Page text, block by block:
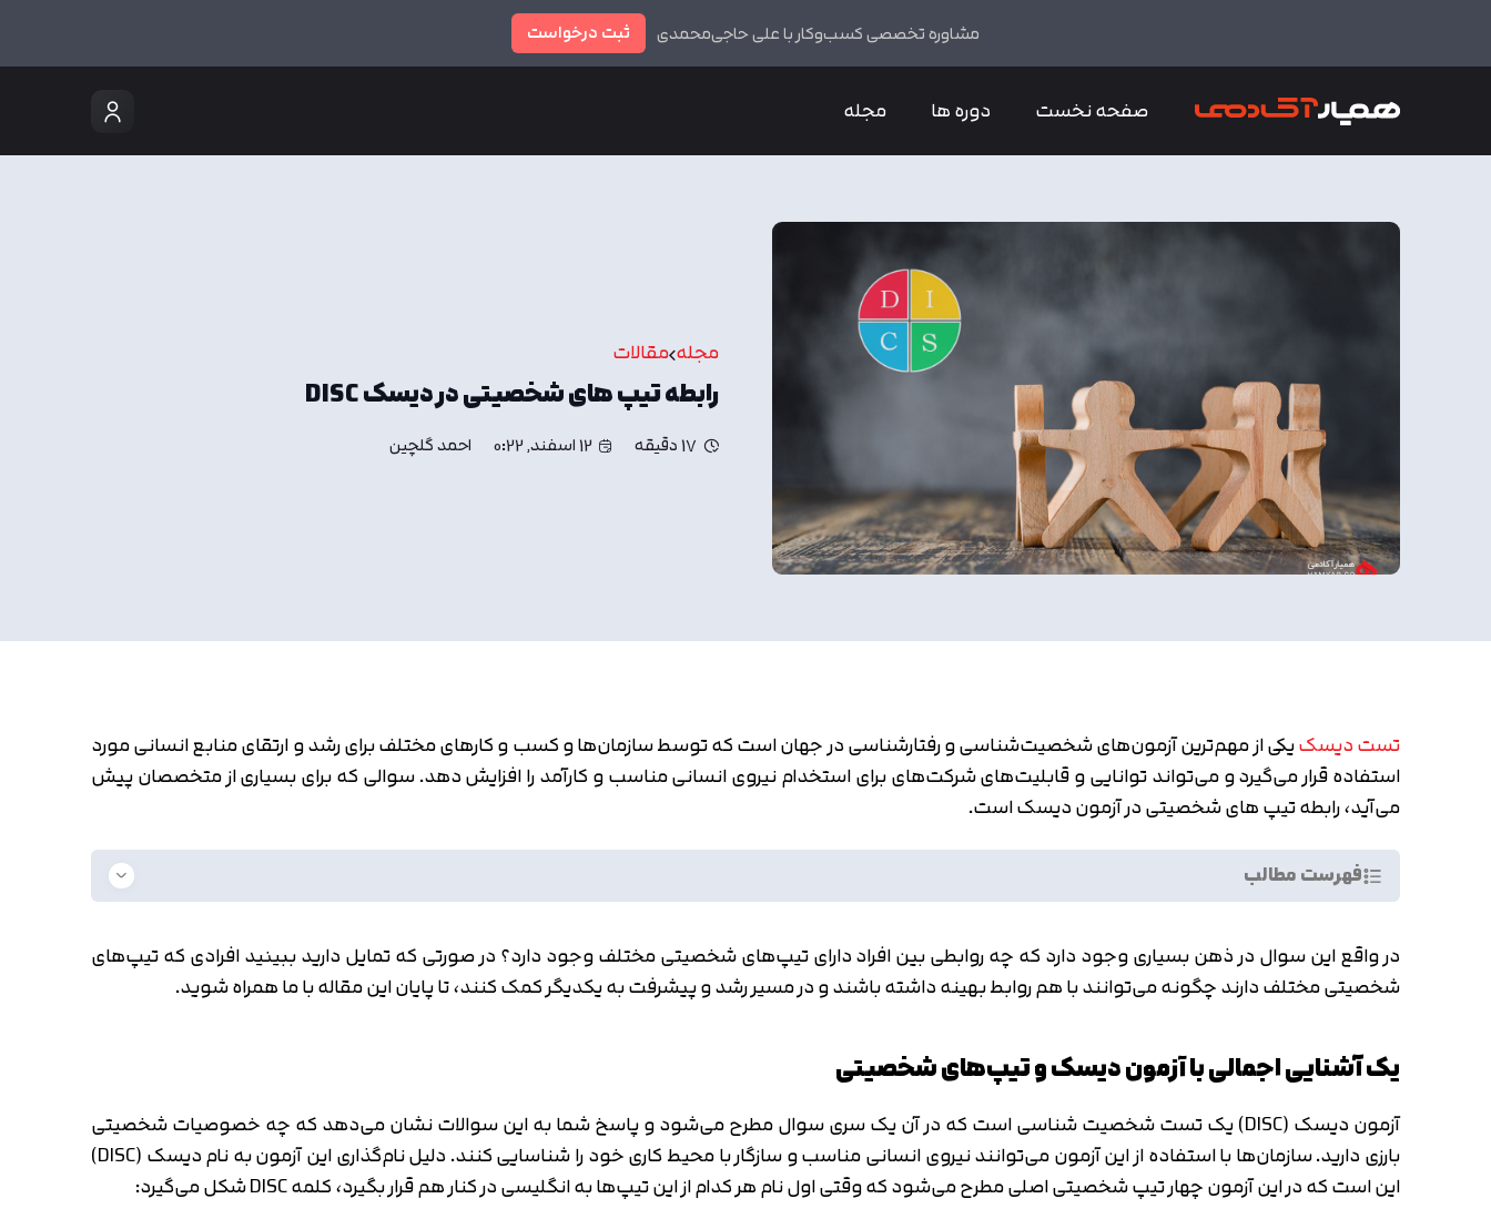
مشاوره تخصصی کسب‌وکار با علی حاجی‌محمدی ثبت درخواست
صفحه نخست دوره ها مجله
مجله مقالات
رابطه تیپ های شخصیتی در دیسک DISC
17 دقیقه 12 اسفند, 0:22 احمد گلچین
تست دیسکیکی از مهم‌ترین آزمون‌های شخصیت‌شناسی و رفتارشناسی در جهان است که توسط سازمان‌ها و کسب و کارهای مختلف برای رشد و ارتقای منابع انسانی مورد
استفاده قرار می‌گیرد و می‌تواند توانایی و قابلیت‌های شرکت‌های برای استخدام نیروی انسانی مناسب و کارآمد را افزایش دهد. سوالی که برای بسیاری از متخصصان پیش
می‌آید، رابطه تیپ های شخصیتی در آزمون دیسک است.
فهرست مطالب
در واقع این سوال در ذهن بسیاری وجود دارد که چه روابطی بین افراد دارای تیپ‌های شخصیتی مختلف وجود دارد؟ در صورتی که تمایل دارید ببینید افرادی که تیپ‌های
شخصیتی مختلف دارند چگونه می‌توانند با هم روابط بهینه داشته باشند و در مسیر رشد و پیشرفت به یکدیگر کمک کنند، تا پایان این مقاله با ما همراه شوید.
یک آشنایی اجمالی با آزمون دیسک و تیپ‌های شخصیتی
آزمون دیسک (DISC) یک تست شخصیت شناسی است که در آن یک سری سوال مطرح می‌شود و پاسخ شما به این سوالات نشان می‌دهد که چه خصوصیات شخصیتی
بارزی دارید. سازمان‌ها با استفاده از این آزمون می‌توانند نیروی انسانی مناسب و سازگار با محیط کاری خود را شناسایی کنند. دلیل نام‌گذاری این آزمون به نام دیسک (DISC)
این است که در این آزمون چهار تیپ شخصیتی اصلی مطرح می‌شود که وقتی اول نام هر کدام از این تیپ‌ها به انگلیسی در کنار هم قرار بگیرد، کلمه DISC شکل می‌گیرد: